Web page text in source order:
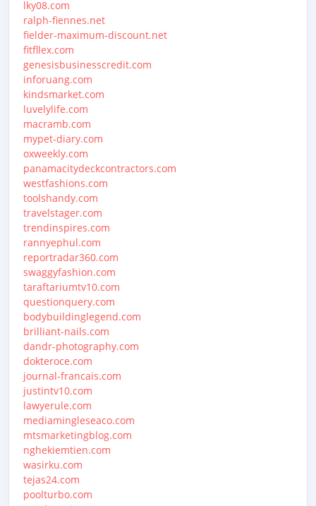
lky08.com
ralph-fiennes.net
fielder-maximum-discount.net
fitfllex.com
genesisbusinesscredit.com
inforuang.com
kindsmarket.com
luvelylife.com
macramb.com
mypet-diary.com
oxweekly.com
panamacitydeckcontractors.com
westfashions.com
toolshandy.com
travelstager.com
trendinspires.com
rannyephul.com
reportradar360.com
swaggyfashion.com
taraftariumtv10.com
questionquery.com
bodybuildinglegend.com
brilliant-nails.com
dandr-photography.com
dokteroce.com
journal-francais.com
justintv10.com
lawyerule.com
mediamingleseaco.com
mtsmarketingblog.com
nghekiemtien.com
wasirku.com
tejas24.com
poolturbo.com